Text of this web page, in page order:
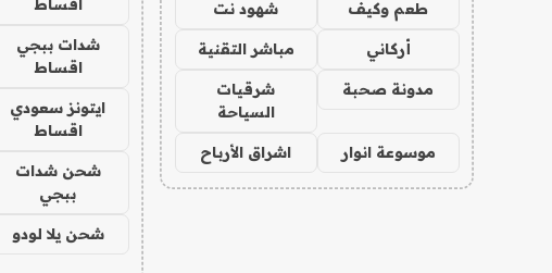
طعم وكيف شهود نت
أركاني مباشر التقنية
مدونة صحبة
شرقيات
السياحة
موسوعة انوار اشراق الأرباح
اقساط
شدات ببجي
اقساط
ايتونز سعودي
اقساط
شحن شدات
ببجي
شحن يلا لودو